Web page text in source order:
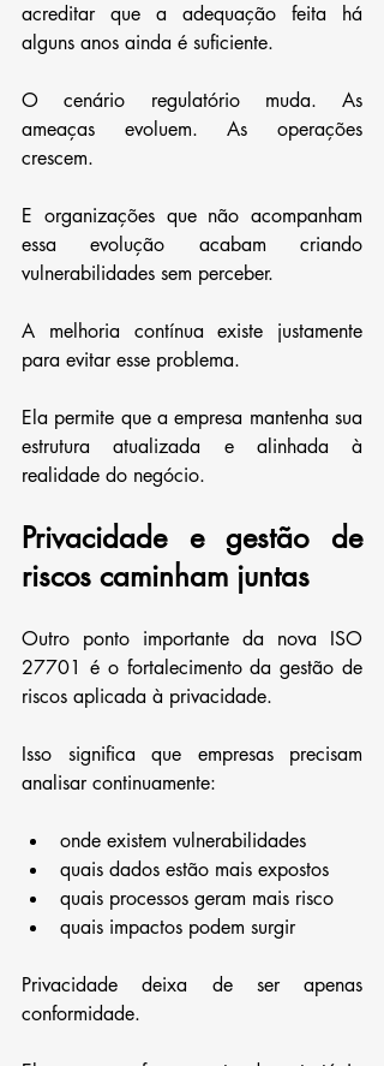
acreditar que a adequação feita há
alguns anos ainda é suficiente.
O cenário regulatório muda. As
ameaças evoluem. As operações
crescem.
E organizações que não acompanham
essa evolução acabam criando
vulnerabilidades sem perceber.
A melhoria contínua existe justamente
para evitar esse problema.
Ela permite que a empresa mantenha sua
estrutura atualizada e alinhada à
realidade do negócio.
Privacidade e gestão de
riscos caminham juntas
Outro ponto importante da nova ISO
27701 é o fortalecimento da gestão de
riscos aplicada à privacidade.
Isso significa que empresas precisam
analisar continuamente:
onde existem vulnerabilidades
quais dados estão mais expostos
quais processos geram mais risco
quais impactos podem surgir
Privacidade deixa de ser apenas
conformidade.